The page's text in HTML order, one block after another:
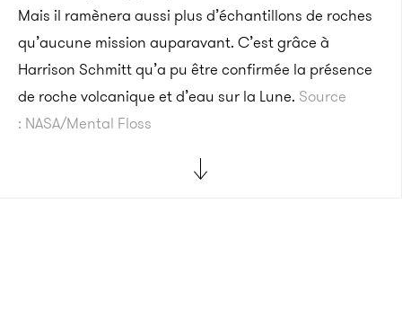
Mais il ramènera aussi plus d’échantillons de roches
qu’aucune mission auparavant. C’est grâce à
Harrison Schmitt qu’a pu être confirmée la présence
de roche volcanique et d’eau sur la Lune. Source
: NASA/Mental Floss